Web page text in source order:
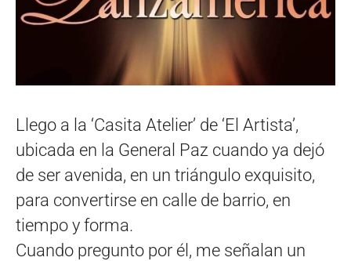
Llego a la ‘Casita Atelier’ de ‘El Artista’,
ubicada en la General Paz cuando ya dejó
de ser avenida, en un triángulo exquisito,
para convertirse en calle de barrio, en
tiempo y forma.
Cuando pregunto por él, me señalan un